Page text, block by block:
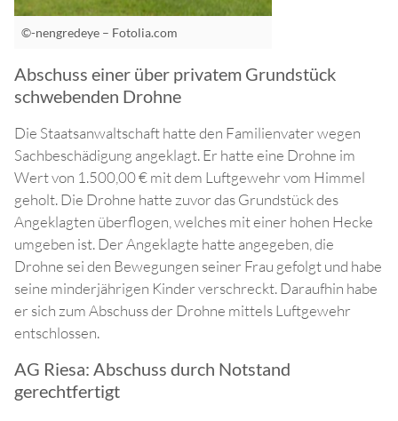
©-nengredeye – Fotolia.com
Abschuss einer über privatem Grundstück
schwebenden Drohne
Die Staatsanwaltschaft hatte den Familienvater wegen
Sachbeschädigung angeklagt. Er hatte eine Drohne im
Wert von 1.500,00 € mit dem Luftgewehr vom Himmel
geholt. Die Drohne hatte zuvor das Grundstück des
Angeklagten überflogen, welches mit einer hohen Hecke
umgeben ist. Der Angeklagte hatte angegeben, die
Drohne sei den Bewegungen seiner Frau gefolgt und habe
seine minderjährigen Kinder verschreckt. Daraufhin habe
er sich zum Abschuss der Drohne mittels Luftgewehr
entschlossen.
AG Riesa: Abschuss durch Notstand
gerechtfertigt